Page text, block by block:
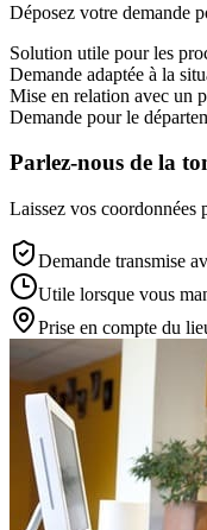
Déposez votre demande
Solution utile pour les
Demande adaptée à la
Mise en relation avec un
Demande pour le
Parlez-nous de la
Laissez vos coordonnées
Demande transmise
Utile lorsque vous
Prise en compte du